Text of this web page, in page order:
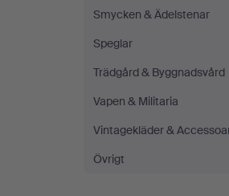
Smycken & Ädelstenar
Speglar
Trädgård & Byggnadsvård
Vapen & Militaria
Vintagekläder &
Övrigt